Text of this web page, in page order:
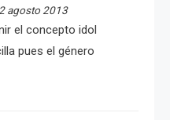
agosto 2013
el concepto idol
pues el género